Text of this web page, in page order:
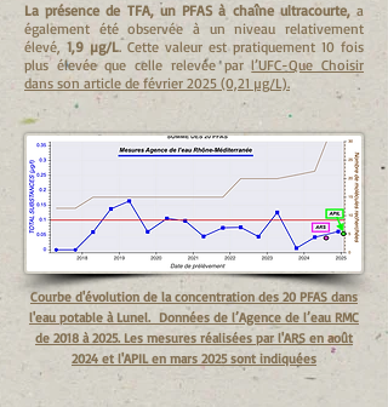
La présence de TFA, un PFAS à chaîne ultracourte,a
également été observée à un niveau relativement
élevé, 1,9 µg/L. Cette valeur est pratiquement 10 fois
plus élevée que celle relevée parl’UFC-Que Choisir
dans son article de février 2025 (0,21 µg/L).
Courbe d'évolution de la concentration des 20 PFAS dans
l'eau potable à Lunel. Données de l’Agence de l’eau RMC
de 2018 à 2025. Les mesures réalisées par l'ARS en août
2024 et l'APIL en mars 2025 sont indiquées